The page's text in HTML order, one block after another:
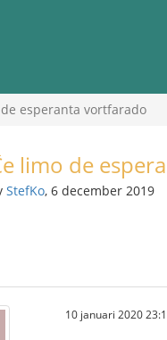
esperanta vortfarado
limo de
StefKo, 6 december 2019
10 januari 2020